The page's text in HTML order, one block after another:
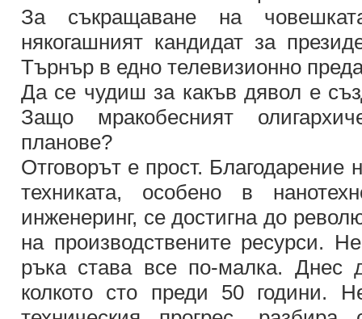
За съкращаване на
някогашният кандидат за
Търнър в едно телевизионно
Да се чудиш за какъв дявол е
Защо мракобесният
планове?
Отговорът е прост. Благодарение
техниката, особено в
инженеринг, се достигна до
на производствените ресурси.
ръка става все по-малка. Днес
колкото сто преди 50 години.